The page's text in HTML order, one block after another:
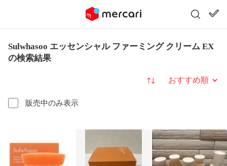
Sulwhasoo エッセンシャル ファーミング クリーム EX
の検索結果
販売中のみ表示
並び替え